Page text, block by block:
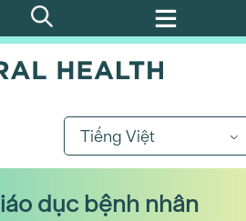
Tiếng Việt
dục bệnh nhân